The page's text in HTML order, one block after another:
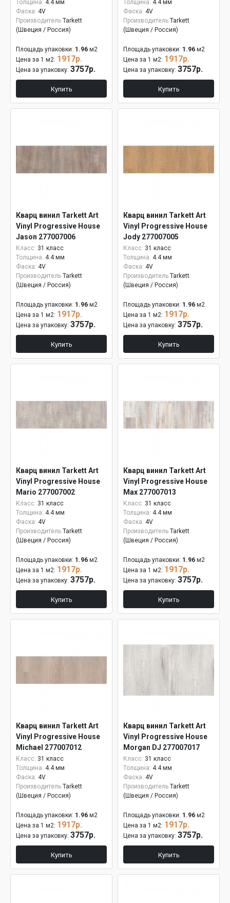
Толщина: 4.4 мм
Фаска: 4V
Производитель Tarkett
(Швеция / Россия)
Площадь упаковки: 1.96 м2
Цена за 1 м2: 1917р.
Цена за упаковку: 3757р.
Купить
Толщина: 4.4 мм
Фаска: 4V
Производитель Tarkett
(Швеция / Россия)
Площадь упаковки: 1.96 м2
Цена за 1 м2: 1917р.
Цена за упаковку: 3757р.
Купить
Кварц винил Tarkett Art
Vinyl Progressive House
Jason 277007006
Класс: 31 класс
Толщина: 4.4 мм
Фаска: 4V
Производитель Tarkett
(Швеция / Россия)
Площадь упаковки: 1.96 м2
Цена за 1 м2: 1917р.
Цена за упаковку: 3757р.
Купить
Кварц винил Tarkett Art
Vinyl Progressive House
Jody 277007005
Класс: 31 класс
Толщина: 4.4 мм
Фаска: 4V
Производитель Tarkett
(Швеция / Россия)
Площадь упаковки: 1.96 м2
Цена за 1 м2: 1917р.
Цена за упаковку: 3757р.
Купить
Кварц винил Tarkett Art
Vinyl Progressive House
Mario 277007002
Класс: 31 класс
Толщина: 4.4 мм
Фаска: 4V
Производитель Tarkett
(Швеция / Россия)
Площадь упаковки: 1.96 м2
Цена за 1 м2: 1917р.
Цена за упаковку: 3757р.
Купить
Кварц винил Tarkett Art
Vinyl Progressive House
Max 277007013
Класс: 31 класс
Толщина: 4.4 мм
Фаска: 4V
Производитель Tarkett
(Швеция / Россия)
Площадь упаковки: 1.96 м2
Цена за 1 м2: 1917р.
Цена за упаковку: 3757р.
Купить
Кварц винил Tarkett Art
Vinyl Progressive House
Michael 277007012
Класс: 31 класс
Толщина: 4.4 мм
Фаска: 4V
Производитель Tarkett
(Швеция / Россия)
Площадь упаковки: 1.96 м2
Цена за 1 м2: 1917р.
Цена за упаковку: 3757р.
Купить
Кварц винил Tarkett Art
Vinyl Progressive House
Morgan DJ 277007017
Класс: 31 класс
Толщина: 4.4 мм
Фаска: 4V
Производитель Tarkett
(Швеция / Россия)
Площадь упаковки: 1.96 м2
Цена за 1 м2: 1917р.
Цена за упаковку: 3757р.
Купить